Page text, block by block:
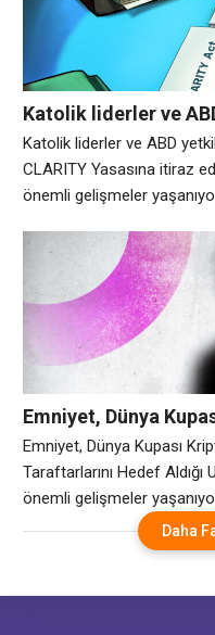
Katolik liderler ve
faaliyet nedeniyle
Katolik liderler ve ABD
CLARITY Yasasına itiraz
önemli gelişmeler
önemli bir duruşmaya
konusunda dikkatli
günü gönderilen
Yasasının
Emniyet, Dünya
Futbol Taraftarlarını
Emniyet, Dünya Kupası
Taraftarlarını Hedef
önemli gelişmeler
Merkezi, BİRDEN FAZLA
ürün veya deneyim mi
Basın Bülteni: https://t.co/
Daha